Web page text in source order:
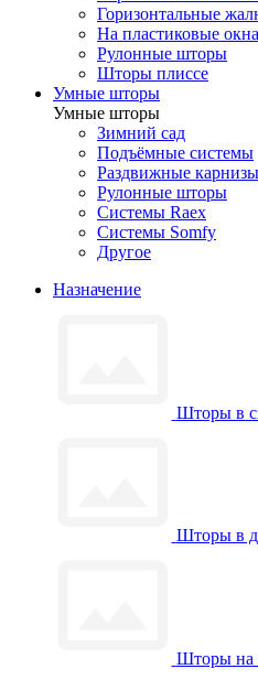
Горизонтальные
На пластиковые окна
Рулонные шторы
Шторы плиссе
Умные шторы
Умные шторы
Зимний сад
Подъёмные системы
Раздвижные карнизы
Рулонные шторы
Системы Raex
Системы Somfy
Другое
Назначение
Шторы в
Шторы в
Шторы на